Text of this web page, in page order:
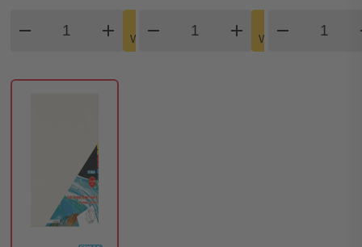
remove add
Warenkorb
shopping_cart
remove add
Warenkorb
shopping_cart
remove